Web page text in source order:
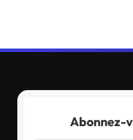
Abonnez-